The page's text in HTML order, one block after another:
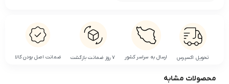
تحویل اکسپرس ارسال به سراسر کشور ۷ روز ضمانت بازگشت ضمانت اصل بودن کالا
محصولات مشابه